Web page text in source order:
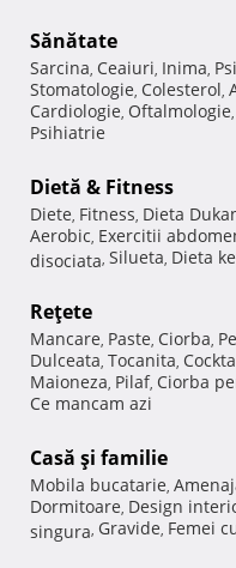
Sănătate
Sarcina, Ceaiuri, Inima,
Stomatologie, Colesterol,
Cardiologie, Oftalmologie,
Psihiatrie
Dietă & Fitness
Diete, Fitness, Dieta
Aerobic, Exercitii
disociata, Silueta, Dieta
Reţete
Mancare, Paste, Ciorba,
Dulceata, Tocanita,
Maioneza, Pilaf, Ciorba
Ce mancam azi
Casă şi familie
Mobila bucatarie,
Dormitoare, Design
singura, Gravide, Femei